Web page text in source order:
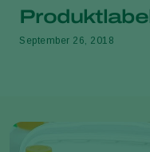
September 26, 2018